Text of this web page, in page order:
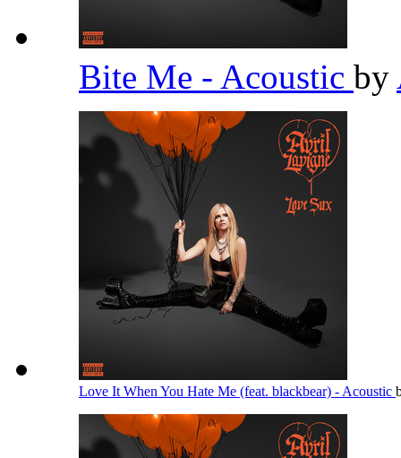
Bite Me - Acoustic by
Love It When You Hate Me (feat. blackbear) - Acoustic